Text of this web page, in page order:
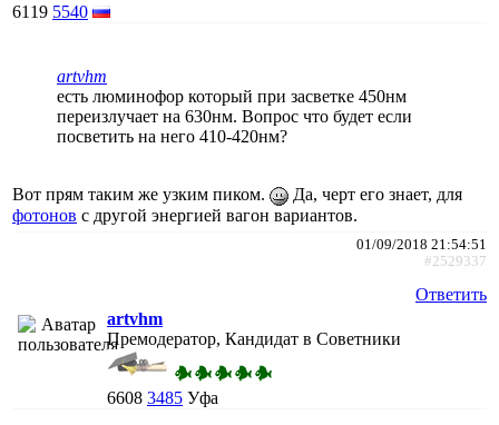
6119 5540
artvhm
есть люминофор который при засветке 450нм
переизлучает на 630нм. Вопрос что будет если
посветить на него 410-420нм?
Вот прям таким же узким пиком.
Да, черт его знает, для
фотонов с другой энергией вагон вариантов.
01/09/2018 21:54:51
#2529337
Ответить
artvhm
Премодератор, Кандидат в Советники
6608 3485 Уфа